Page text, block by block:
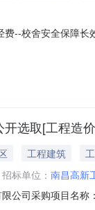
--校舍安全保障
选取[工程造
工程建筑
招标单位： 南昌高新
公司采购项目名